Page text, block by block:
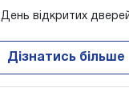
День відкритих
Дізнатись більше